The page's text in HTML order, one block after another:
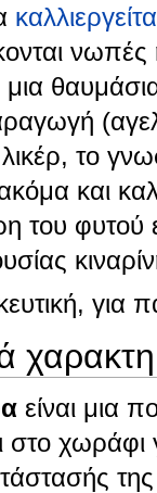
μια
το
και
του φυτού
για
είναι μια
στο χωράφι